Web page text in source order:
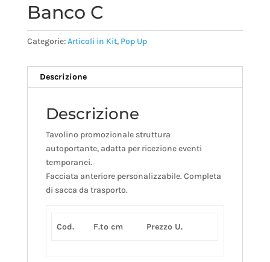
Banco C
Categorie:Articoli in Kit, Pop Up
Descrizione
Descrizione
Tavolino promozionale struttura
autoportante, adatta per ricezione eventi
temporanei.
Facciata anteriore personalizzabile. Completa
di sacca da trasporto.
Cod. F.to cm Prezzo U.